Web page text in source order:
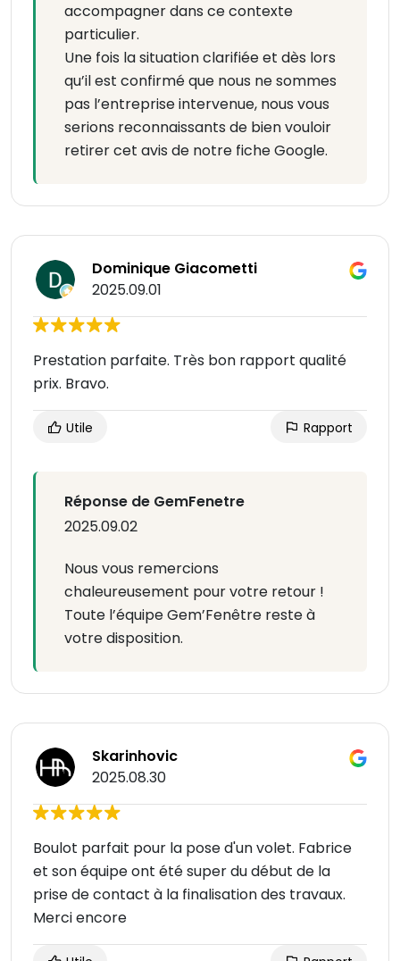
accompagner dans ce contexte
particulier.
Une fois la situation clarifiée et dès lors
qu’il est confirmé que nous ne sommes
pas l’entreprise intervenue, nous vous
serions reconnaissants de bien vouloir
retirer cet avis de notre fiche Google.
Dominique Giacometti
2025.09.01
Prestation parfaite. Très bon rapport qualité
prix. Bravo.
Utile Rapport
Réponse de GemFenetre
2025.09.02
Nous vous remercions
chaleureusement pour votre retour !
Toute l’équipe Gem’Fenêtre reste à
votre disposition.
Skarinhovic
2025.08.30
Boulot parfait pour la pose d'un volet. Fabrice
et son équipe ont été super du début de la
prise de contact à la finalisation des travaux.
Merci encore